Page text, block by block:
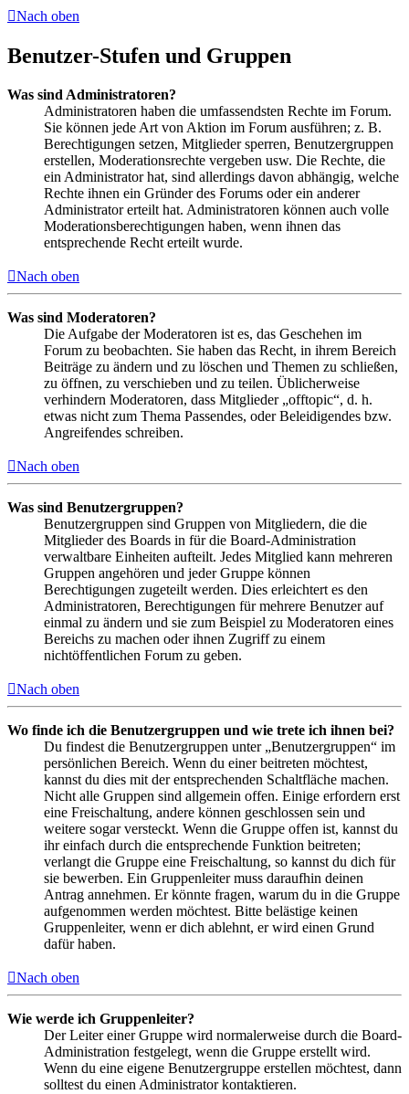
Nach oben
Benutzer-Stufen und Gruppen
Was sind Administratoren?
Administratoren haben die umfassendsten Rechte im Forum.
Sie können jede Art von Aktion im Forum ausführen; z. B.
Berechtigungen setzen, Mitglieder sperren, Benutzergruppen
erstellen, Moderationsrechte vergeben usw. Die Rechte, die
ein Administrator hat, sind allerdings davon abhängig, welche
Rechte ihnen ein Gründer des Forums oder ein anderer
Administrator erteilt hat. Administratoren können auch volle
Moderationsberechtigungen haben, wenn ihnen das
entsprechende Recht erteilt wurde.
Nach oben
Was sind Moderatoren?
Die Aufgabe der Moderatoren ist es, das Geschehen im
Forum zu beobachten. Sie haben das Recht, in ihrem Bereich
Beiträge zu ändern und zu löschen und Themen zu schließen,
zu öffnen, zu verschieben und zu teilen. Üblicherweise
verhindern Moderatoren, dass Mitglieder „offtopic“, d. h.
etwas nicht zum Thema Passendes, oder Beleidigendes bzw.
Angreifendes schreiben.
Nach oben
Was sind Benutzergruppen?
Benutzergruppen sind Gruppen von Mitgliedern, die die
Mitglieder des Boards in für die Board-Administration
verwaltbare Einheiten aufteilt. Jedes Mitglied kann mehreren
Gruppen angehören und jeder Gruppe können
Berechtigungen zugeteilt werden. Dies erleichtert es den
Administratoren, Berechtigungen für mehrere Benutzer auf
einmal zu ändern und sie zum Beispiel zu Moderatoren eines
Bereichs zu machen oder ihnen Zugriff zu einem
nichtöffentlichen Forum zu geben.
Nach oben
Wo finde ich die Benutzergruppen und wie trete ich ihnen bei?
Du findest die Benutzergruppen unter „Benutzergruppen“ im
persönlichen Bereich. Wenn du einer beitreten möchtest,
kannst du dies mit der entsprechenden Schaltfläche machen.
Nicht alle Gruppen sind allgemein offen. Einige erfordern erst
eine Freischaltung, andere können geschlossen sein und
weitere sogar versteckt. Wenn die Gruppe offen ist, kannst du
ihr einfach durch die entsprechende Funktion beitreten;
verlangt die Gruppe eine Freischaltung, so kannst du dich für
sie bewerben. Ein Gruppenleiter muss daraufhin deinen
Antrag annehmen. Er könnte fragen, warum du in die Gruppe
aufgenommen werden möchtest. Bitte belästige keinen
Gruppenleiter, wenn er dich ablehnt, er wird einen Grund
dafür haben.
Nach oben
Wie werde ich Gruppenleiter?
Der Leiter einer Gruppe wird normalerweise durch die Board-
Administration festgelegt, wenn die Gruppe erstellt wird.
Wenn du eine eigene Benutzergruppe erstellen möchtest, dann
solltest du einen Administrator kontaktieren.